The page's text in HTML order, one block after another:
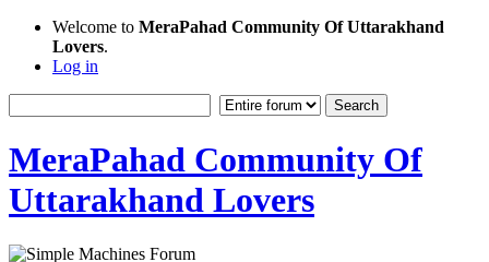
Welcome to MeraPahad Community Of Uttarakhand
Lovers.
Log in
MeraPahad Community Of
Uttarakhand Lovers